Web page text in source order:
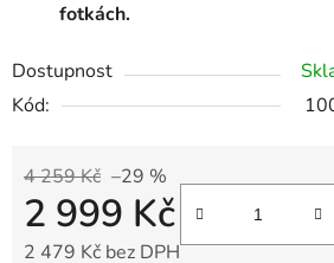
fotkách.
Dostupnost
Kód:
4 259 Kč –29 %
2 999 Kč
2 479 Kč bez DPH